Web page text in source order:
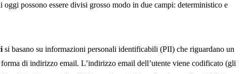
possono essere divisi grosso modo in due campi: deterministico e
si basano su informazioni personali identificabili (PII) che riguardano un
di indirizzo email. L’indirizzo email dell’utente viene codificato (gli